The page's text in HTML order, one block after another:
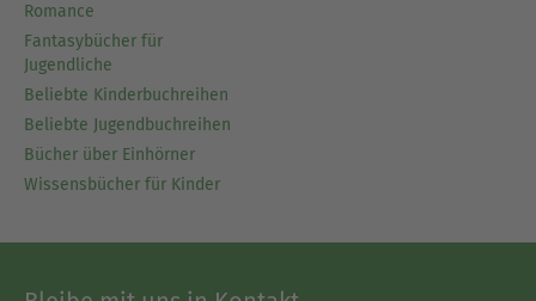
Romance
Fantasybücher für
Jugendliche
Beliebte Kinderbuchreihen
Beliebte Jugendbuchreihen
Bücher über Einhörner
Wissensbücher für Kinder